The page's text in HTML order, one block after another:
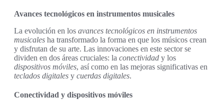
Avances tecnológicos en instrumentos musicales
La evolución en los avances tecnológicos en instrumentos
musicales ha transformado la forma en que los músicos crean
y disfrutan de su arte. Las innovaciones en este sector se
dividen en dos áreas cruciales: la conectividad y los
dispositivos móviles, así como en las mejoras significativas en
teclados digitales y cuerdas digitales.
Conectividad y dispositivos móviles